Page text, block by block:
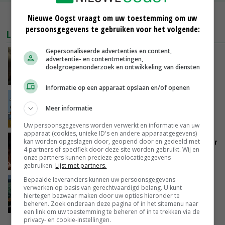
MEER MARKTPRIJZEN
LAATSTE NIEUWS
‘Samenwerking A-ware en Amalthea gaat
zorgen voor meer balans’
groot: Nederland in Europese top
Vlaamse varkensstapel krimpt, pluimveesector
groeit door schaalvergroting
GISTEREN, 15:20
‘Cijfer jezelf niet weg en doe vooral ook waar
je gelukkig van wordt’
GISTEREN, 13:31
Nieuwe Oogst vraagt om uw toestemming om uw
persoonsgegevens te gebruiken voor het volgende:
Gepersonaliseerde advertenties en content,
advertentie- en contentmetingen,
doelgroepenonderzoek en ontwikkeling van diensten
Informatie op een apparaat opslaan en/of openen
Meer informatie
Uw persoonsgegevens worden verwerkt en informatie van uw
apparaat (cookies, unieke ID's en andere apparaatgegevens)
kan worden opgeslagen door, geopend door en gedeeld met
4 partners of specifiek door deze site worden gebruikt. Wij en
onze partners kunnen precieze geolocatiegegevens
gebruiken. Lijst met partners.
Bepaalde leveranciers kunnen uw persoonsgegevens
verwerken op basis van gerechtvaardigd belang. U kunt
hiertegen bezwaar maken door uw opties hieronder te
beheren. Zoek onderaan deze pagina of in het sitemenu naar
een link om uw toestemming te beheren of in te trekken via de
privacy- en cookie-instellingen.